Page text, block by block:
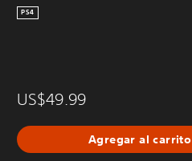
PS4
US$49.99
Agregar al carrito